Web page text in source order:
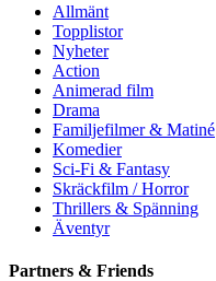
Allmänt
Topplistor
Nyheter
Action
Animerad film
Drama
Familjefilmer & Matiné
Komedier
Sci-Fi & Fantasy
Skräckfilm / Horror
Thrillers & Spänning
Äventyr
Partners & Friends